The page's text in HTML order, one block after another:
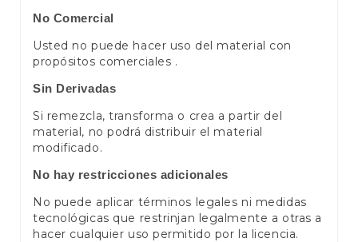
No Comercial
Usted no puede hacer uso del material con
propósitos comerciales .
Sin Derivadas
Si remezcla, transforma o crea a partir del
material, no podrá distribuir el material
modificado.
No hay restricciones adicionales
No puede aplicar términos legales ni medidas
tecnológicas que restrinjan legalmente a otras a
hacer cualquier uso permitido por la licencia.